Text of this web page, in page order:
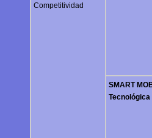
Competitividad
SMART
Tecnológica